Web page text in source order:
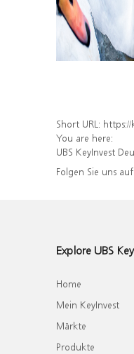
Short URL: https://
You are here:
UBS KeyInvest
Folgen Sie uns auf
Explore UBS
Home
Mein KeyInvest
Märkte
Produkte